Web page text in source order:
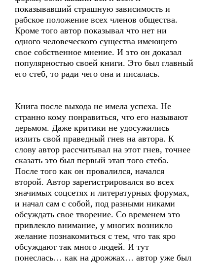
показывавший страшную зависимость и
рабское положение всех членов общества.
Кроме того автор показывал что нет ни
одного человеческого существа имеющего
свое собственное мнение. И это он доказал
популярностью своей книги. Это был главный
его стеб, то ради чего она и писалась.
Книга после выхода не имела успеха. Не
странно кому понравиться, что его называют
дерьмом. Даже критики не удосужились
излить свой праведный гнев на автора. К
слову автор рассчитывал на этот гнев, точнее
сказать это был первый этап того стеба.
После того как он провалился, начался
второй. Автор зарегистрировался во всех
значимых соцсетях и литературных форумах,
и начал сам с собой, под разными никами
обсуждать свое творение. Со временем это
привлекло внимание, у многих возникло
желание познакомиться с тем, что так яро
обсуждают так много людей. И тут
понеслась… как на дрожжах… автор уже был